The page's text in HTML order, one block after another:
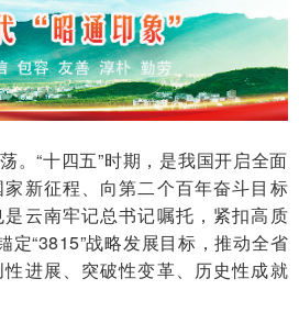
。“十四五”时期，是我国开启全面
新征程、向第二个百年奋斗目标
云南牢记总书记嘱托，紧扣高质
定“3815”战略发展目标，推动全省
进展、突破性变革、历史性成就